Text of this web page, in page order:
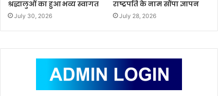
श्रद्धालुओं का हुआ भव्य स्वागत
July 30, 2026
राष्ट्रपति के नाम सौंपा ज्ञापन
July 28, 2026